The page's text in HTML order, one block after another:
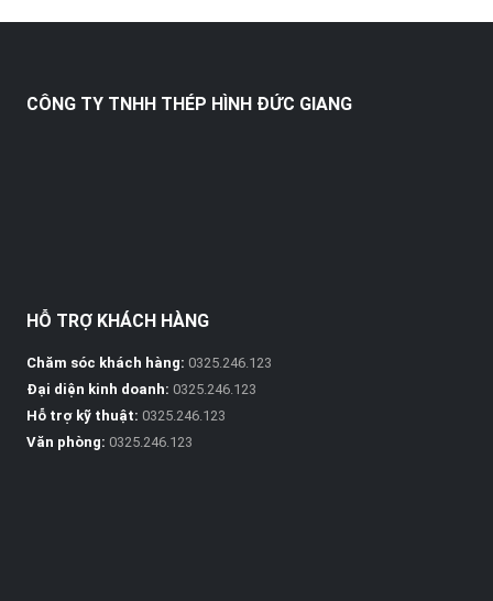
CÔNG TY TNHH THÉP HÌNH ĐỨC GIANG
HỖ TRỢ KHÁCH HÀNG
Chăm sóc khách hàng: 0325.246.123
Đại diện kinh doanh: 0325.246.123
Hỗ trợ kỹ thuật: 0325.246.123
Văn phòng: 0325.246.123